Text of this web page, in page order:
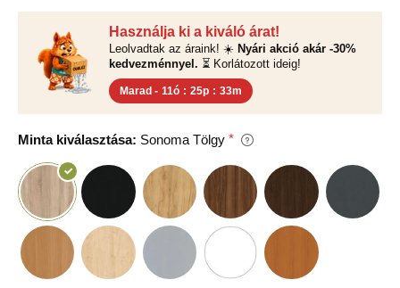
Használja ki a kiváló árat!
Leolvadtak az áraink! ☀️ Nyári akció akár -30%
kedvezménnyel. ⏳ Korlátozott ideig!
Marad - 11ó : 25p : 32m
Minta kiválasztása: Sonoma Tölgy